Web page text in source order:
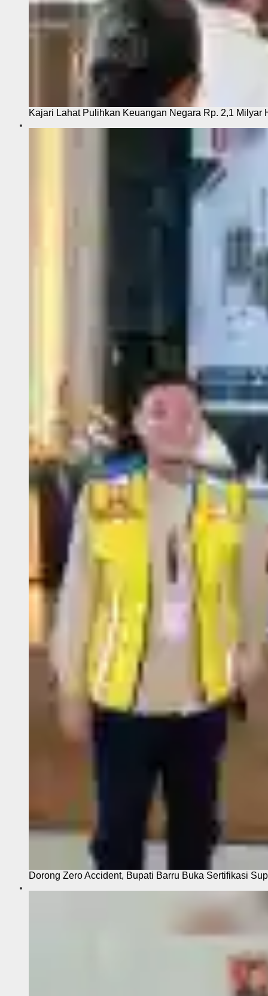
Kajari Lahat Pulihkan Keuangan Negara Rp. 2,1 Milyar
Dorong Zero Accident, Bupati Barru Buka Sertifikasi